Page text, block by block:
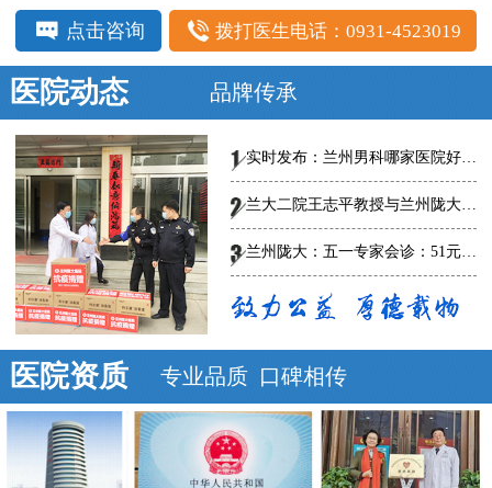
点击咨询 拨打医生电话：0931-4523019
医院动态 品牌传承
实时发布：兰州男科哪家医院好-总榜发布--兰州陇大医院怎么样?
兰大二院王志平教授与兰州陇大男科医院专家共话男科规范、创新诊疗，
兰州陇大：五一专家会诊：51元泌尿男科惠民普查
医院资质 专业品质 口碑相传